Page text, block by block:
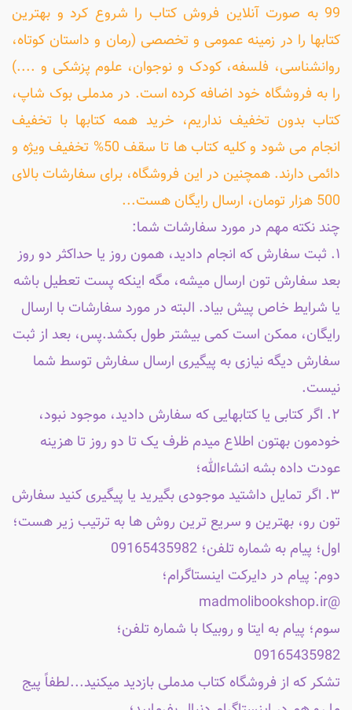
99 به صورت آنلاین فروش کتاب را شروع کرد و بهترین
کتابها را در زمینه عمومی و تخصصی (رمان و داستان کوتاه،
روانشناسی، فلسفه، کودک و نوجوان، علوم پزشکی و ....)
را به فروشگاه خود اضافه کرده است. در مدملی بوک شاپ،
کتاب بدون تخفیف نداریم، خرید همه کتابها با تخفیف
انجام می شود و کلیه کتاب ها تا سقف 50% تخفیف ویژه و
دائمی دارند. همچنین در این فروشگاه، برای سفارشات بالای
500 هزار تومان، ارسال رایگان هست...
چند نکته مهم در مورد سفارشات شما:
۱. ثبت سفارش که انجام دادید، همون روز یا حداکثر دو روز
بعد سفارش تون ارسال میشه، مگه اینکه پست تعطیل باشه
یا شرایط خاص پیش بیاد. البته در مورد سفارشات با ارسال
رایگان، ممکن است کمی بیشتر طول بکشد.پس، بعد از ثبت
سفارش دیگه نیازی به پیگیری ارسال سفارش توسط شما
نیست.
۲. اگر کتابی یا کتابهایی که سفارش دادید، موجود نبود،
خودمون بهتون اطلاع میدم ظرف یک تا دو روز تا هزینه
عودت داده بشه انشاءالله؛
۳. اگر تمایل داشتید موجودی بگیرید یا پیگیری کنید سفارش
تون رو، بهترین و سریع ترین روش ها به ترتیب زیر هست؛
اول؛ پیام به شماره تلفن؛ 09165435982
دوم: پیام در دایرکت اینستاگرام؛
@madmolibookshop.ir
سوم؛ پیام به ایتا و روبیکا با شماره تلفن؛
09165435982
تشکر که از فروشگاه کتاب مدملی بازدید میکنید...لطفاً پیج